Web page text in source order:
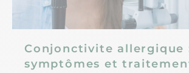
Conjonctivite allergique
symptômes et